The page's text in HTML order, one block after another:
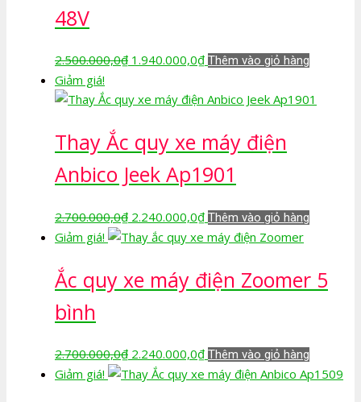
48V
2.500.000,0₫ Giá
là:
1.940.000,0₫Giá
tại
1.940.000,0₫.
Thêm vào giỏ hàng
Giảm giá!
Thay Ắc quy xe máy điện
Anbico Jeek Ap1901
2.700.000,0₫ Giá
gốc
2.700.000,0₫.
2.240.000,0₫Giá
hiện
là:
2.240.000,0₫.
Thêm vào giỏ hàng
Giảm giá!
Ắc quy xe máy điện Zoomer 5
bình
2.700.000,0₫ Giá
gốc
2.240.000,0₫Giá
hiện
Thêm vào giỏ hàng
Giảm giá!